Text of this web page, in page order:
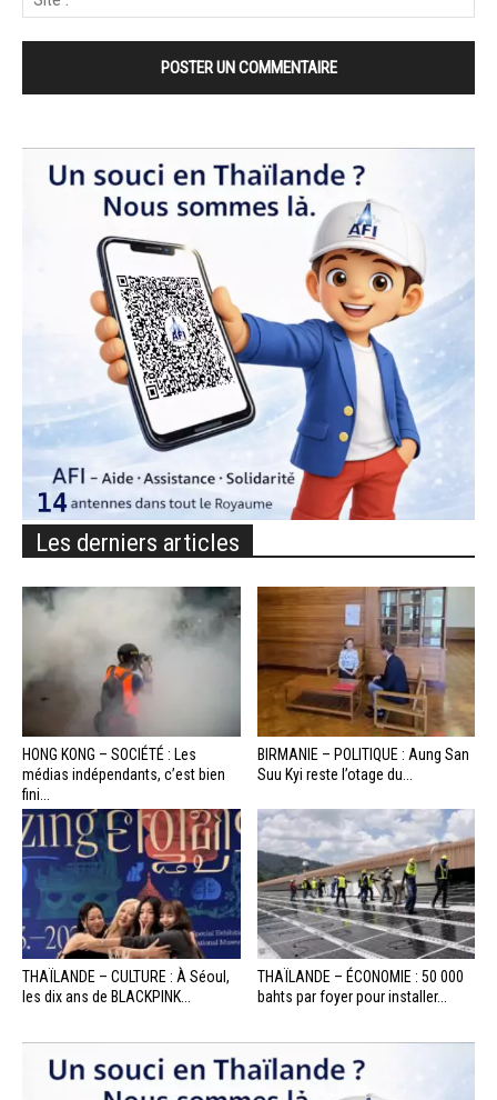
Les derniers articles
HONG KONG – SOCIÉTÉ : Les
médias indépendants, c’est bien
fini...
BIRMANIE – POLITIQUE : Aung San
Suu Kyi reste l’otage du...
THAÏLANDE – CULTURE : À Séoul,
les dix ans de BLACKPINK...
THAÏLANDE – ÉCONOMIE : 50 000
bahts par foyer pour installer...